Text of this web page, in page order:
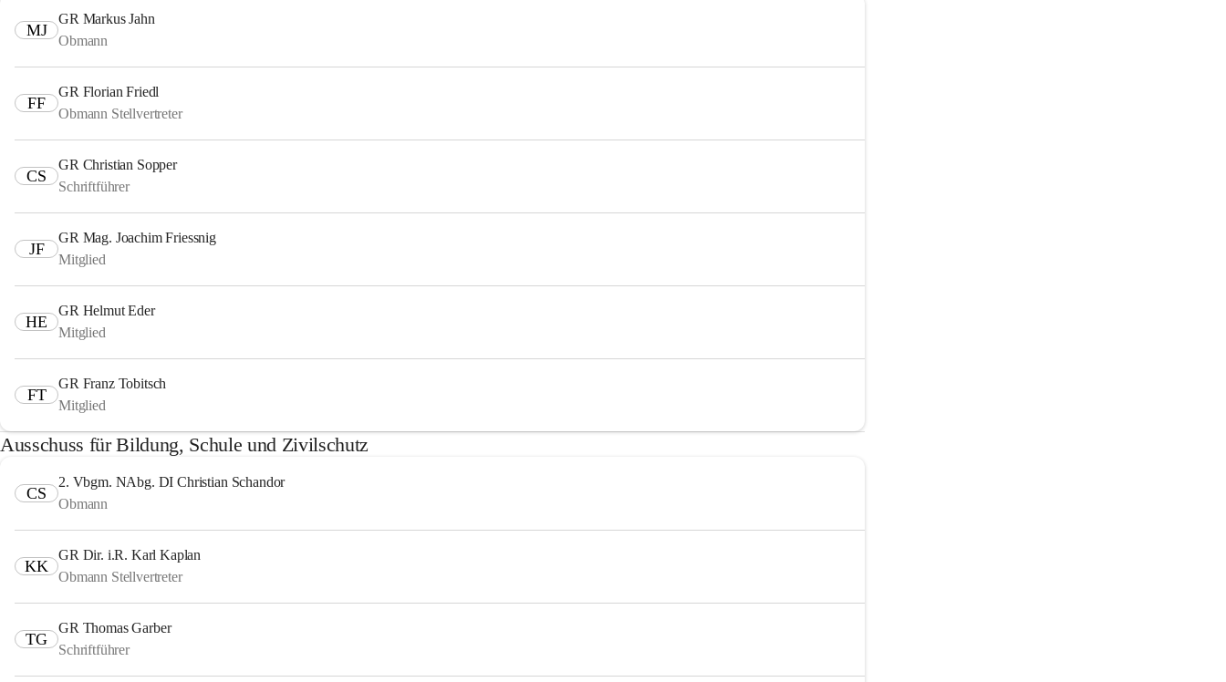
MJ
GR Markus Jahn
Obmann
FF
GR Florian Friedl
Obmann Stellvertreter
CS
GR Christian Sopper
Schriftführer
JF
GR Mag. Joachim Friessnig
Mitglied
HE
GR Helmut Eder
Mitglied
FT
GR Franz Tobitsch
Mitglied
Ausschuss für Bildung, Schule und Zivilschutz
CS
2. Vbgm. NAbg. DI Christian Schandor
Obmann
KK
GR Dir. i.R. Karl Kaplan
Obmann Stellvertreter
TG
GR Thomas Garber
Schriftführer